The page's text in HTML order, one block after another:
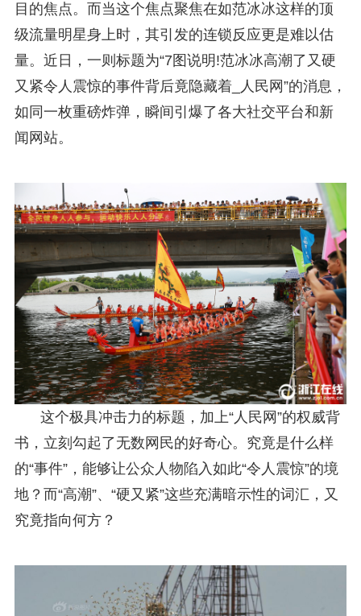
目的焦点。而当这个焦点聚焦在如范冰冰这样的顶
级流量明星身上时，其引发的连锁反应更是难以估
量。近日，一则标题为“7图说明!范冰冰高潮了又硬
又紧令人震惊的事件背后竟隐藏着_人民网”的消息，
如同一枚重磅炸弹，瞬间引爆了各大社交平台和新
闻网站。
这个极具冲击力的标题，加上“人民网”的权威背
书，立刻勾起了无数网民的好奇心。究竟是什么样
的“事件”，能够让公众人物陷入如此“令人震惊”的境
地？而“高潮”、“硬又紧”这些充满暗示性的词汇，又
究竟指向何方？